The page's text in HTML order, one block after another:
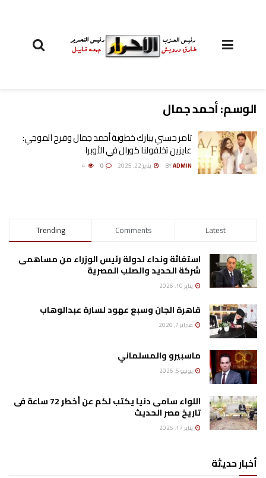
الوسم:أحمد جمال
تامر حسني يبارك خطوبة أحمد جمال وفرح الموجي:
عايزين تخلفولنا كورال في الأوبرا
BYADMIN يناير 22, 2025
Trending Comments Latest
استغاثة ونداء لدولة رئيس الوزراء من مساهمى
شركة الحديد والصلب المصرية
يناير 10, 2026
قاهرة الجان وسبع عهود لسارة عبدالوهاب
فبراير 7, 2026
ماسبيرو والمسلماني
يونيو 5, 2026
اللواء سامى دنيا يكتب لكم عن أخطر 72 ساعة فى
تاريخ مصر الحديث
يناير 17, 2025
أخبار حديثة